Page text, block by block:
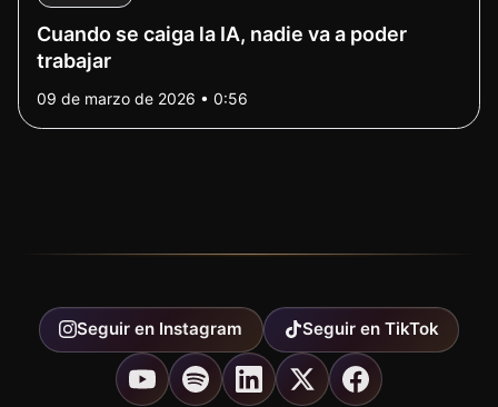
Cuando se caiga la IA, nadie va a poder
trabajar
09 de marzo de 2026 • 0:56
Seguir en Instagram Seguir en TikTok